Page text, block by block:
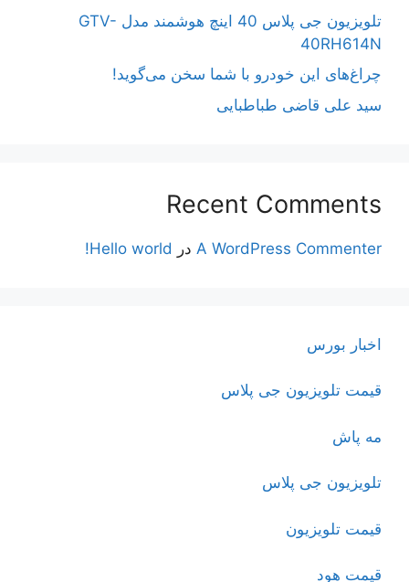
تلویزیون جی پلاس 40 اینچ هوشمند مدل GTV-
40RH614N
چراغ‌های این خودرو با شما سخن می‌گوید!
سید علی قاضی طباطبایی
Recent Comments
A WordPress Commenter در Hello world!
اخبار بورس
قیمت تلویزیون جی پلاس
مه پاش
تلویزیون جی پلاس
قیمت تلویزیون
قیمت هود